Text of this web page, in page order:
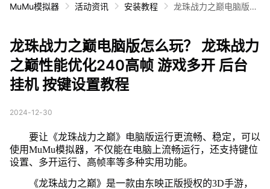
MuMu模拟器 活动资讯 安装教程
龙珠战力之巅电脑版怎
开 后台挂机 按键设置
教程
龙珠战力之巅电脑版怎么玩？ 龙珠战力
之巅性能优化240高帧 游戏多开 后台
挂机 按键设置教程
2024-12-30
要让《龙珠战力之巅》电脑版运行更流畅、稳定，可以
使用MuMu模拟器，不仅能在电脑上流畅运行，还支持键位
设置、多开运行、高帧率等多种实用功能。
《龙珠战力之巅》是一款由东映正版授权的3D手游，